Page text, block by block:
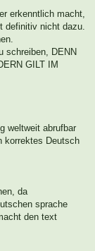
erkenntlich macht,
definitiv nicht dazu.
schreiben, DENN
GILT IM
weltweit abrufbar
korrektes Deutsch
da
sprache
den text